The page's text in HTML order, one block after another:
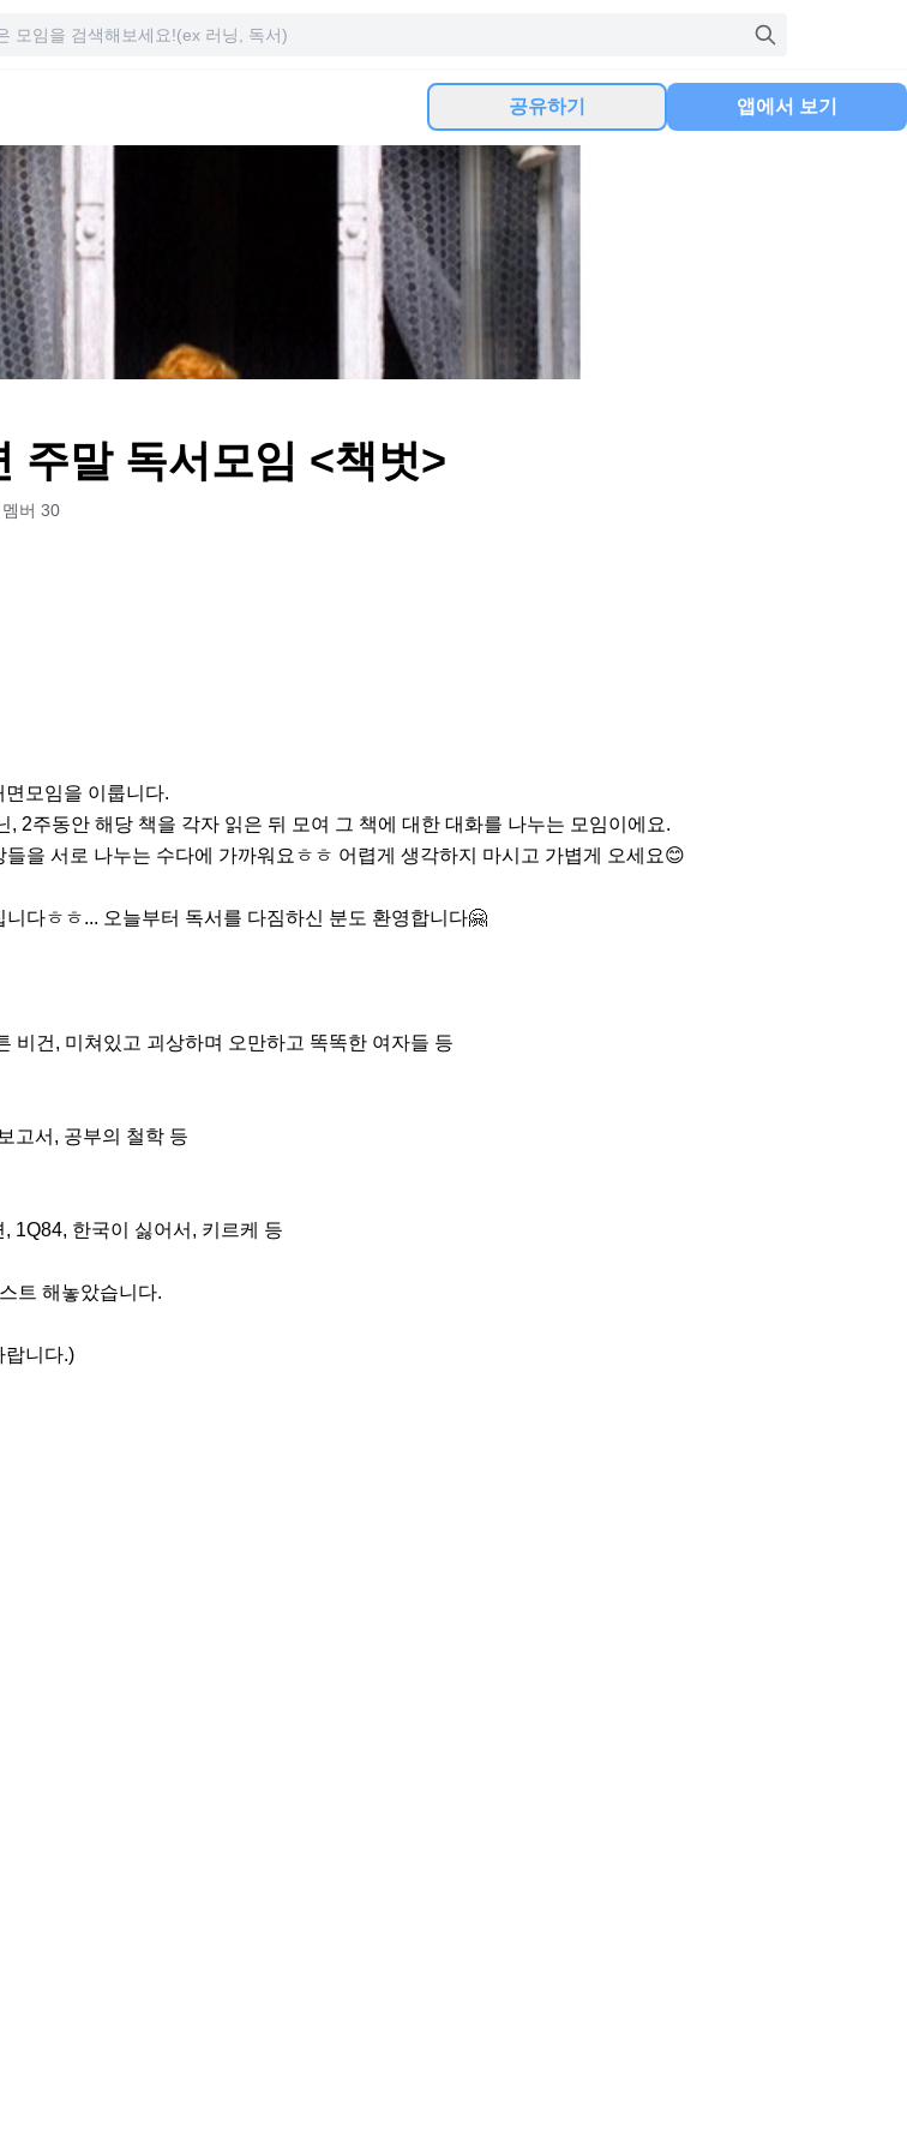
공유하기 앱에서 보기
주말 독서모임 <책벗>
멤버 30
모임을 이룹니다.
2주동안 해당 책을 각자 읽은 뒤 모여 그 책에 대한 대화를 나누는 모임이에요.
을 서로 나누는 수다에 가까워요ㅎㅎ 어렵게 생각하지 마시고 가볍게 오세요😊
다ㅎㅎ... 오늘부터 독서를 다짐하신 분도 환영합니다🤗
비건, 미쳐있고 괴상하며 오만하고 똑똑한 여자들 등
고서, 공부의 철학 등
1Q84, 한국이 싫어서, 키르케 등
트 해놓았습니다.
랍니다.)